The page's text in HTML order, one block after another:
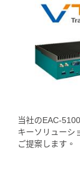
当社のEAC-
キーソリューシ
ご提案します。